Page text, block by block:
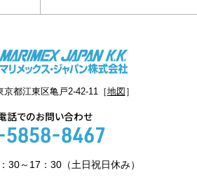
京都江東区亀戸2-42-11［地図 ］
話でのお問い合わせ
5858-8467
30～17：30（土日祝日休み）